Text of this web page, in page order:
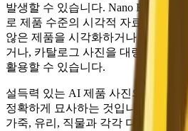
발생할 수 있습니다. Nano Banana 2
로 제품 수준의 시각적 자료를 생성
않은 제품을 시각화하거나 랜딩 페
거나, 카탈로그 사진을 대량으로 생
활용할 수 있습니다.
설득력 있는 AI 제품 사진의 핵심은
정확하게 묘사하는 것입니다. 빛은
가죽, 유리, 직물과 각각 다른 방식